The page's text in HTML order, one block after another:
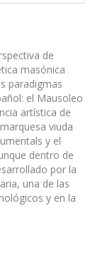
de
masónica
paradigmas
el Mausoleo
artística de
viuda
y el
dentro de
por la
una de las
y en la